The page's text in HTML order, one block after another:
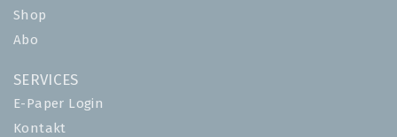
Shop
Abo
SERVICES
E-Paper Login
Kontakt